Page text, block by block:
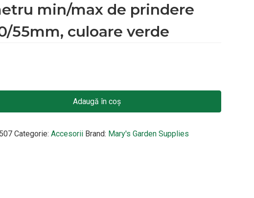
min/max de prindere
55mm, culoare verde
Adaugă în coș
Categorie:Accesorii Brand: Mary's Garden Supplies